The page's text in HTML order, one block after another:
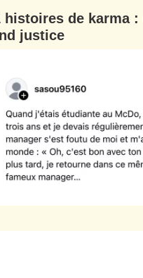
histoires de karma
justice